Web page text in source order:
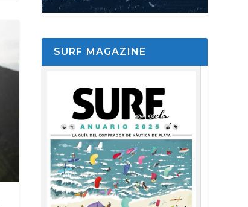
SURF MAGAZINE